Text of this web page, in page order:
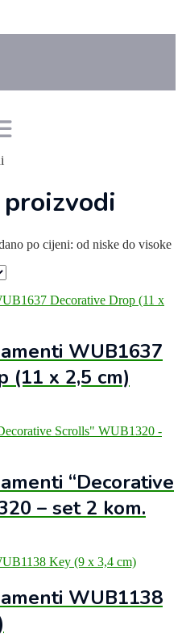
po cijeni: od niske do visoke
WUB1637
(11 x 2,5 cm)
“Decorative
– set 2 kom.
WUB1138